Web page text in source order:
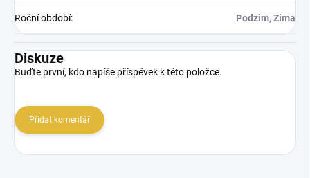
Roční období: Podzim, Zima
Diskuze
Buďte první, kdo napíše příspěvek k této položce.
Přidat komentář